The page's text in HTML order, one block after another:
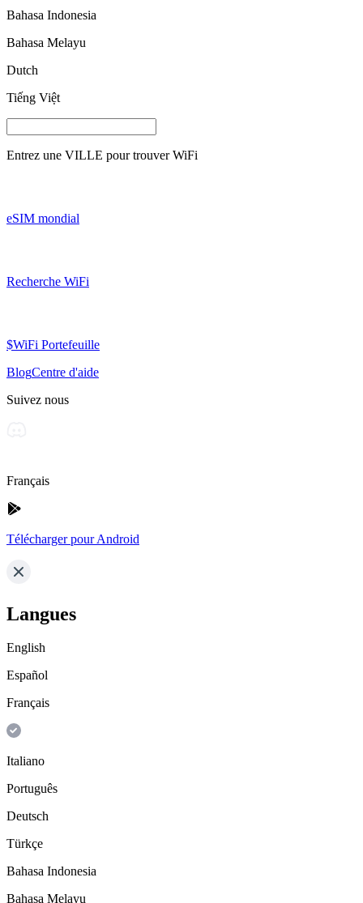
Bahasa Indonesia
Bahasa Melayu
Dutch
Tiếng Việt
Entrez une VILLE pour trouver WiFi
eSIM mondial
Recherche WiFi
$WiFi Portefeuille
BlogCentre d'aide
Suivez nous
Français
Télécharger pour Android
Langues
English
Español
Français
Italiano
Português
Deutsch
Türkçe
Bahasa Indonesia
Bahasa Melayu